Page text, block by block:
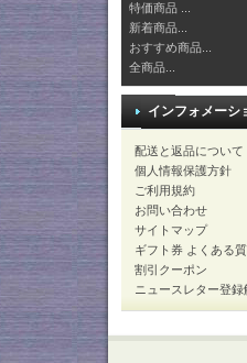
特価商品 ...
新着商品...
おすすめ商品...
全商品...
インフォメーシ
配送と返品について
個人情報保護方針
ご利用規約
お問い合わせ
サイトマップ
ギフト券 よくある
割引クーポン
ニュースレター登録